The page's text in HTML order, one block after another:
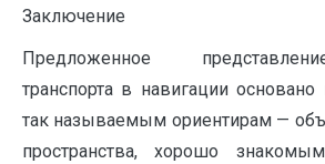
Заключение
Предложенное
транспорта в навигации
так называемым ориентирам —
пространства, хорошо